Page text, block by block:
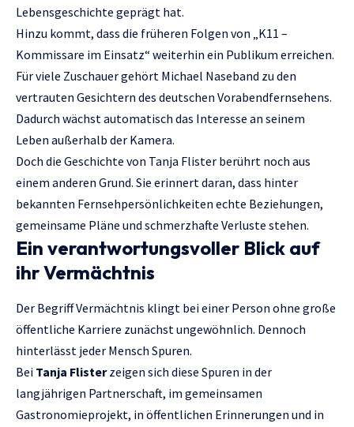
Lebensgeschichte geprägt hat.
Hinzu kommt, dass die früheren Folgen von „K11 –
Kommissare im Einsatz“ weiterhin ein Publikum erreichen.
Für viele Zuschauer gehört Michael Naseband zu den
vertrauten Gesichtern des deutschen Vorabendfernsehens.
Dadurch wächst automatisch das Interesse an seinem
Leben außerhalb der Kamera.
Doch die Geschichte von Tanja Flister berührt noch aus
einem anderen Grund. Sie erinnert daran, dass hinter
bekannten Fernsehpersönlichkeiten echte Beziehungen,
gemeinsame Pläne und schmerzhafte Verluste stehen.
Ein verantwortungsvoller Blick auf
ihr Vermächtnis
Der Begriff Vermächtnis klingt bei einer Person ohne große
öffentliche Karriere zunächst ungewöhnlich. Dennoch
hinterlässt jeder Mensch Spuren.
Bei Tanja Flisterzeigen sich diese Spuren in der
langjährigen Partnerschaft, im gemeinsamen
Gastronomieprojekt, in öffentlichen Erinnerungen und in